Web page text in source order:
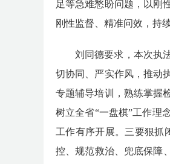
足等急难愁盼问题，以刚
刚性监督、精准问效，持
刘同德要求，本次执
切协同、严实作风，推动
专题辅导培训，熟练掌握
树立全省“一盘棋”工作理
工作有序开展。 三要狠抓
控、规范救治、兜底保障